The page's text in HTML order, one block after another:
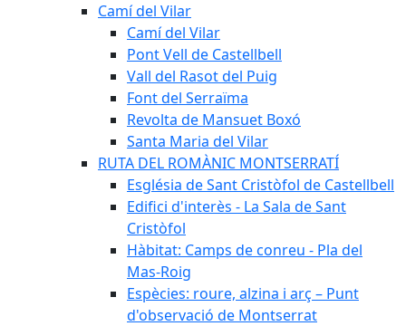
Camí del Vilar
Camí del Vilar
Pont Vell de Castellbell
Vall del Rasot del Puig
Font del Serraïma
Revolta de Mansuet Boxó
Santa Maria del Vilar
RUTA DEL ROMÀNIC MONTSERRATÍ
Església de Sant Cristòfol de Castellbell
Edifici d'interès - La Sala de Sant
Cristòfol
Hàbitat: Camps de conreu - Pla del
Mas-Roig
Espècies: roure, alzina i arç – Punt
d'observació de Montserrat